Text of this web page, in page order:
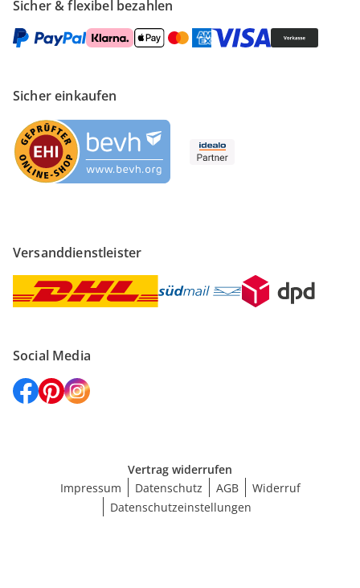
Sicher & flexibel bezahlen
Sicher einkaufen
Versanddienstleister
Social Media
Vertrag widerrufen
Impressum
Datenschutz AGB
Widerruf
Datenschutzeinstellungen